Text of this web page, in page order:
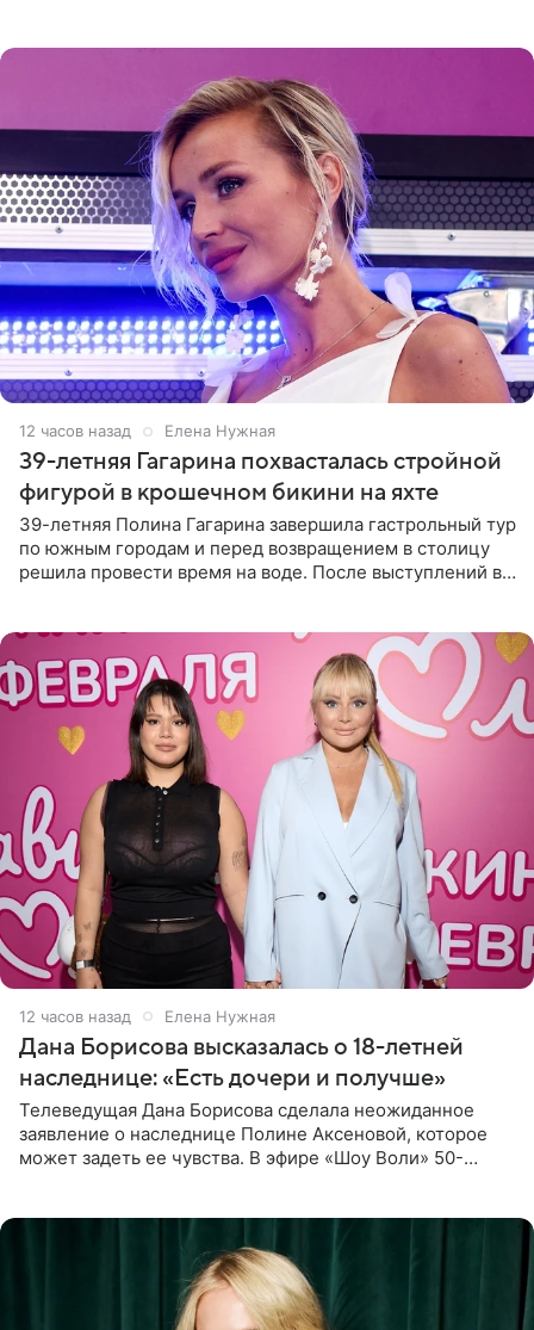
12 часов назад Елена Нужная
39-летняя Гагарина похвасталась стройной
фигурой в крошечном бикини на яхте
39-летняя Полина Гагарина завершила гастрольный тур
по южным городам и перед возвращением в столицу
решила провести время на воде. После выступлений в
12 часов назад Елена Нужная
Дана Борисова высказалась о 18-летней
наследнице: «Есть дочери и получше»
Телеведущая Дана Борисова сделала неожиданное
заявление о наследнице Полине Аксеновой, которое
может задеть ее чувства. В эфире «Шоу Воли» 50-